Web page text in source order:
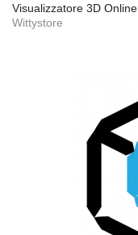
Visualizzatore 3D Online
Wittystore